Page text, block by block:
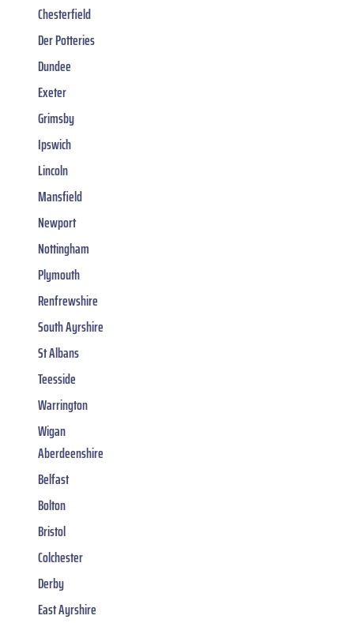
Chesterfield
Der Potteries
Dundee
Exeter
Grimsby
Ipswich
Lincoln
Mansfield
Newport
Nottingham
Plymouth
Renfrewshire
South Ayrshire
St Albans
Teesside
Warrington
Wigan
Aberdeenshire
Belfast
Bolton
Bristol
Colchester
Derby
East Ayrshire